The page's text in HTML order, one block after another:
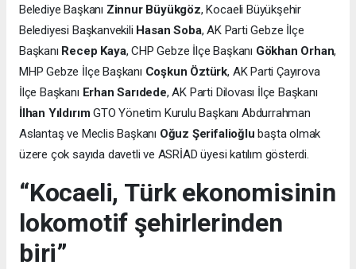
Belediye Başkanı Zinnur Büyükgöz, Kocaeli Büyükşehir
Belediyesi Başkanvekili Hasan Soba, AK Parti Gebze İlçe
Başkanı Recep Kaya, CHP Gebze İlçe Başkanı Gökhan Orhan,
MHP Gebze İlçe Başkanı Coşkun Öztürk, AK Parti Çayırova
İlçe Başkanı Erhan Sarıdede, AK Parti Dilovası İlçe Başkanı
İlhan YıldırımGTO Yönetim Kurulu Başkanı Abdurrahman
Aslantaş ve Meclis Başkanı Oğuz Şerifalioğlu başta olmak
üzere çok sayıda davetli ve ASRİAD üyesi katılım gösterdi.
“Kocaeli, Türk ekonomisinin
lokomotif şehirlerinden
biri”